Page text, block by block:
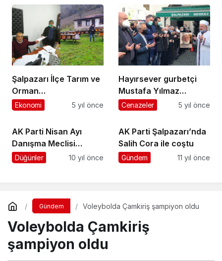
Şampiyon Oldu
Şalpazarı İlçe Tarım ve
Orman
Müdürlüğü’nden
Ekonomi 5 yıl önce
Hayırsever gurbetçi
Mustafa Yılmaz
koronavirüse yenildi
Cenazeler 5 yıl önce
AK Parti Nisan Ayı
Danışma Meclisi
Toplantısı yapıldı
Düğünler 10 yıl önce
AK Parti Şalpazarı’nda
Salih Cora ile coştu
Gündem 11 yıl önce
Gündem Voleybolda Çamkiriş şampiyon oldu
Voleybolda Çamkiriş
şampiyon oldu